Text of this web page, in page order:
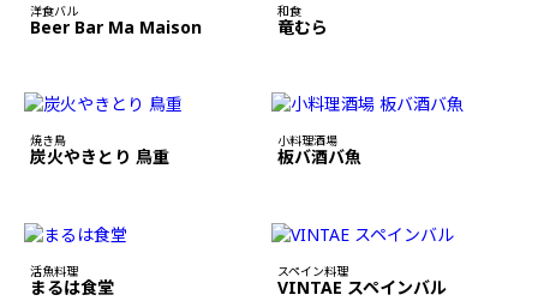
洋食バル
Beer Bar Ma Maison
和食
竜むら
焼き鳥
炭火やきとり 鳥重
小料理酒場
板バ酒バ魚
活魚料理
まるは食堂
スペイン料理
VINTAE スペインバル